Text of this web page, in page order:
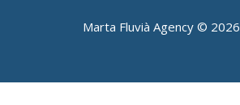
Marta Fluvià Agency © 2026